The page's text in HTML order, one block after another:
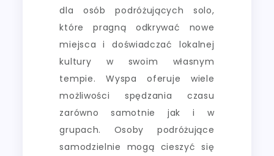
dla osób podróżujących solo,
które pragną odkrywać nowe
miejsca i doświadczać lokalnej
kultury w swoim własnym
tempie. Wyspa oferuje wiele
możliwości spędzania czasu
zarówno samotnie jak i w
grupach. Osoby podróżujące
samodzielnie mogą cieszyć się